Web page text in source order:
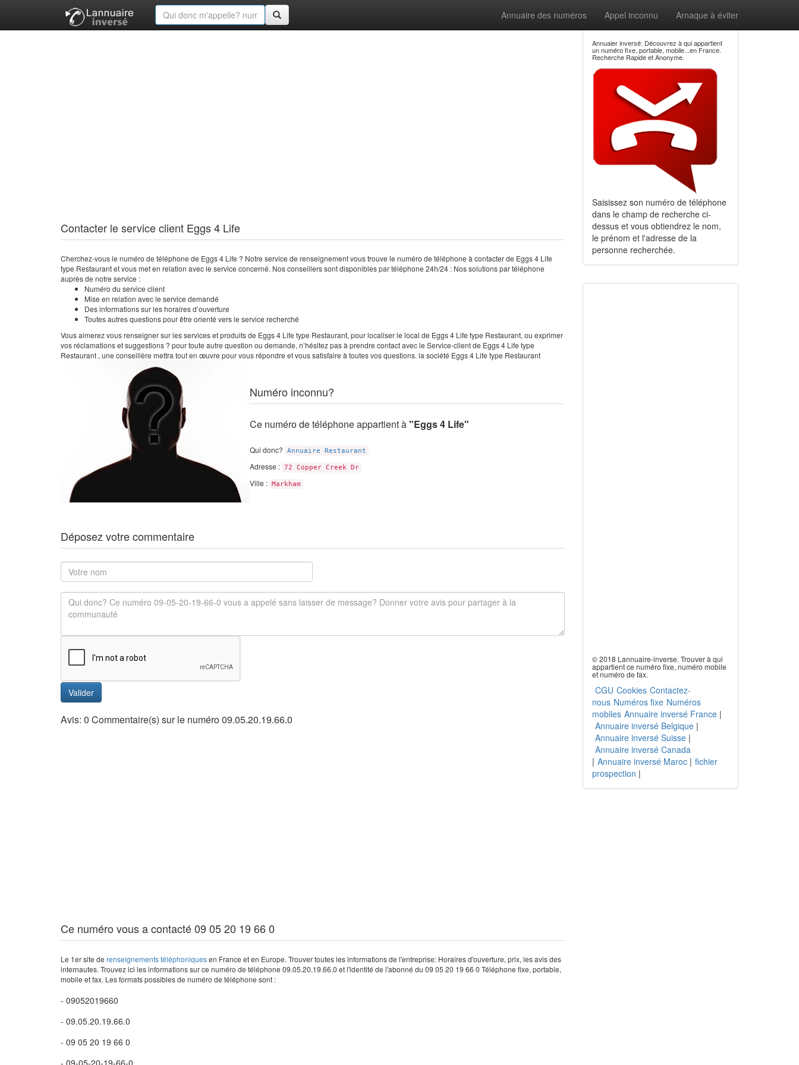
Annuaire des numéros Appel inconnu Arnaque à éviter
Contacter le service client Eggs 4 Life
Cherchez-vous le numéro de téléphone de Eggs 4 Life ? Notre service de renseignement vous trouve le numéro de téléphone à contacter de Eggs 4 Life
type Restaurant et vous met en relation avec le service concerné. Nos conseillers sont disponibles par téléphone 24h/24 : Nos solutions par téléphone
auprès de notre service :
Numéro du service client
Mise en relation avec le service demandé
Des informations sur les horaires d’ouverture
Toutes autres questions pour être orienté vers le service recherché
Vous aimerez vous renseigner sur les services et produits de Eggs 4 Life type Restaurant, pour localiser le local de Eggs 4 Life type Restaurant, ou exprimer
vos réclamations et suggestions ? pour toute autre question ou demande, n’hésitez pas à prendre contact avec le Service-client de Eggs 4 Life type
Restaurant , une conseillère mettra tout en œuvre pour vous répondre et vous satisfaire à toutes vos questions. la société Eggs 4 Life type Restaurant
Numéro inconnu?
Ce numéro de téléphone appartient à"Eggs 4 Life"
Qui donc? Annuaire Restaurant
Adresse : 72 Copper Creek Dr
Ville : Markham
Déposez votre commentaire
Valider
Avis: 0 Commentaire(s) sur le numéro 09.05.20.19.66.0
Ce numéro vous a contacté 09 05 20 19 66 0
Le 1er site de renseignements téléphoniquesen France et en Europe. Trouver toutes les informations de l'entreprise: Horaires d'ouverture, prix, les avis des
internautes. Trouvez ici les informations sur ce numéro de téléphone 09.05.20.19.66.0 et l'identité de l'abonné du 09 05 20 19 66 0 Téléphone fixe, portable,
mobile et fax. Les formats possibles de numéro de téléphone sont :
- 09052019660
- 09.05.20.19.66.0
- 09 05 20 19 66 0
- 09-05-20-19-66-0
Annuaier inversé: Découvrez à qui appartient
un numéro fixe, portable, mobile...en France.
Recherche Rapide et Anonyme.
Saisissez son numéro de téléphone
dans le champ de recherche ci-
dessus et vous obtiendrez le nom,
le prénom et l'adresse de la
personne recherchée.
© 2018 Lannuaire-inverse. Trouver à qui
appartient ce numéro fixe, numéro mobile
et numéro de fax.
CGU Cookies Contactez-
nous Numéros fixe Numéros
mobiles Annuaire inversé France|
Annuaire inversé Belgique|
Annuaire inversé Suisse|
Annuaire inversé Canada
| Annuaire inversé Maroc| fichier
prospection |